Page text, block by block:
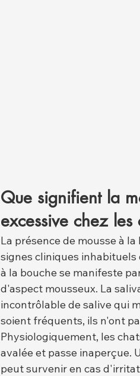
Que signifient la
excessive chez les
La présence de mousse à
signes cliniques
à la bouche se manifeste
d'aspect mousseux. La
incontrôlable de salive qui
soient fréquents, ils n'ont
Physiologiquement, les
avalée et passe inaperçue.
peut survenir en cas